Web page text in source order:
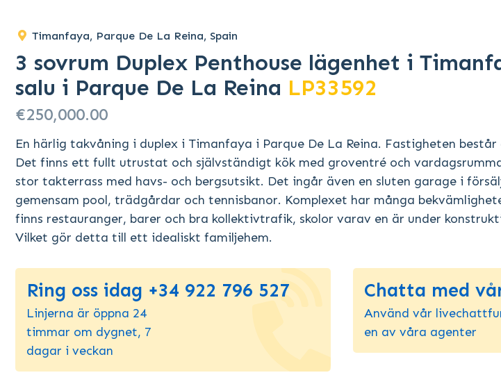
Timanfaya, Parque De La Reina, Spain
3 sovrum Duplex Penthouse lägenhet i
salu i Parque De La Reina LP33592
€250,000.00
En härlig takvåning i duplex i Timanfaya i Parque De La Reina. Fastigheten består
Det finns ett fullt utrustat och självständigt kök med groventré och
stor takterrass med havs- och bergsutsikt. Det ingår även en sluten garage i
gemensam pool, trädgårdar och tennisbanor. Komplexet har många
finns restauranger, barer och bra kollektivtrafik, skolor varav en är under
Vilket gör detta till ett idealiskt familjehem.
Ring oss idag +34 922 796 527
Linjerna är öppna 24
timmar om dygnet, 7
dagar i veckan
Chatta med
Använd vår
en av våra agenter